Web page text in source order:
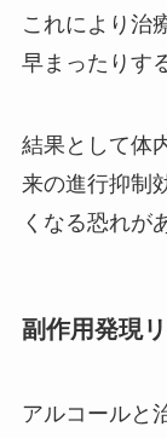
これにより治
早まったりす
結果として体
来の進行抑制
くなる恐れが
副作用発現
アルコールと